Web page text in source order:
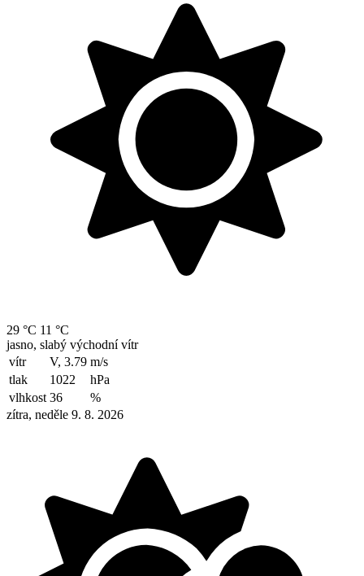
29 °C 11 °C
jasno, slabý východní vítr
vítr
V, 3.79 m/s
tlak
1022
hPa
vlhkost 36
%
zítra, neděle 9. 8. 2026